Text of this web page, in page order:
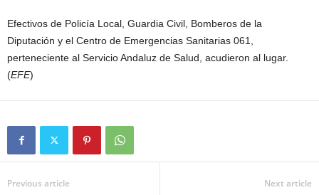
Efectivos de Policía Local, Guardia Civil, Bomberos de la
Diputación y el Centro de Emergencias Sanitarias 061,
perteneciente al Servicio Andaluz de Salud, acudieron al lugar.
(EFE)
Previous article Next article